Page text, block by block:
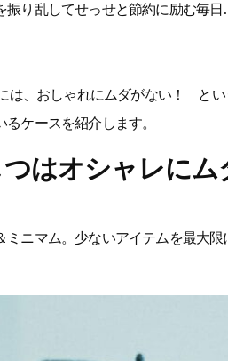
り乱してせっせと節約に励む毎
は、おしゃれにムダがない！ とい
ケースを紹介します。
はオシャレにム
ニマム。少ないアイテムを最大